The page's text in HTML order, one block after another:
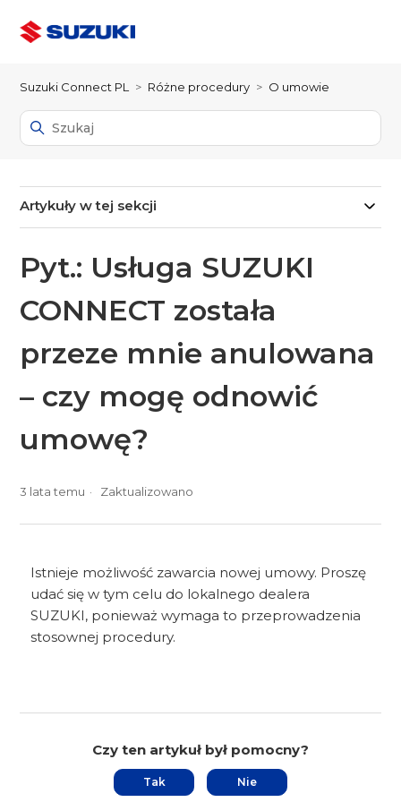
Suzuki Connect PL Różne procedury O umowie
Artykuły w tej sekcji
Pyt.: Usługa SUZUKI
CONNECT została
przeze mnie anulowana
– czy mogę odnowić
umowę?
3 lata temu Zaktualizowano
Istnieje możliwość zawarcia nowej umowy. Proszę
udać się w tym celu do lokalnego dealera
SUZUKI, ponieważ wymaga to przeprowadzenia
stosownej procedury.
Czy ten artykuł był pomocny?
Tak Nie